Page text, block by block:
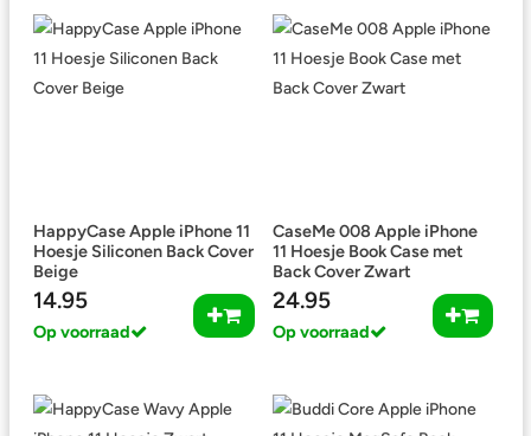
HappyCase Apple iPhone 11
Hoesje Siliconen Back Cover
Beige
14.95
Op voorraad
CaseMe 008 Apple iPhone
11 Hoesje Book Case met
Back Cover Zwart
24.95
Op voorraad